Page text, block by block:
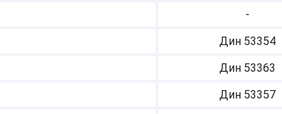
-
Дин 53354
Дин 53363
Дин 53357